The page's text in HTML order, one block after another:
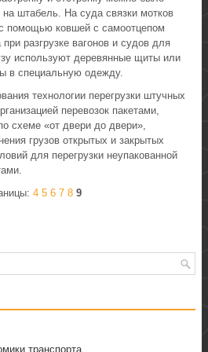
штабель. На суда связки мотков
помощью ковшей с самоотцепом
разгрузке вагонов и судов для
используют деревянные щиты или
в специальную одежду.
технологии перегрузки штучных
перевозок пакетами,
схеме «от двери до двери»,
грузов открытых и закрытых
для перегрузки неупакованной
4 5 6 7 8 9
транспорта